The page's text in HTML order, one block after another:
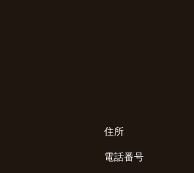
住所
電話番号